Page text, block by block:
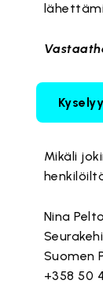
Mikäli
Nina
Suomen
+358 50